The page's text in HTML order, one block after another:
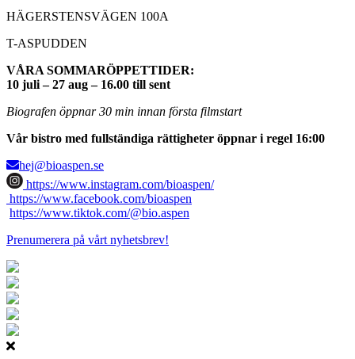
HÄGERSTENSVÄGEN 100A
T-ASPUDDEN
VÅRA SOMMARÖPPETTIDER:
10 juli – 27 aug – 16.00 till sent
Biografen öppnar 30 min innan första filmstart
Vår bistro med fullständiga rättigheter öppnar i regel 16:00
hej@bioaspen.se
https://www.instagram.com/bioaspen/
https://www.facebook.com/bioaspen
https://www.tiktok.com/@bio.aspen
Prenumerera på vårt nyhetsbrev!